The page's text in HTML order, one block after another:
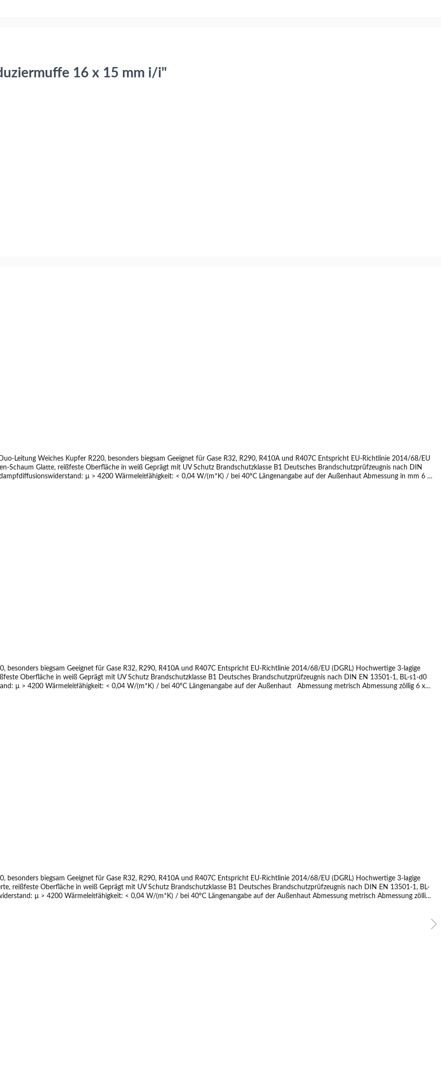
16 x 15 mm i/i"
Leitung Weiches Kupfer R220, besonders biegsam Geeignet für Gase R32, R290, R410A und R407C Entspricht EU-Richtlinie 2014/68/EU
Schaum Glatte, reißfeste Oberfläche in weiß Geprägt mit UV Schutz Brandschutzklasse B1 Deutsches Brandschutzprüfzeugnis nach DIN
µ > 4200 Wärmeleitfähigkeit: < 0,04 W/(m*K) / bei 40°C Längenangabe auf der Außenhaut Abmessung in mm 6 x
biegsam Geeignet für Gase R32, R290, R410A und R407C Entspricht EU-Richtlinie 2014/68/EU (DGRL) Hochwertige 3-lagige
Oberfläche in weiß Geprägt mit UV Schutz Brandschutzklasse B1 Deutsches Brandschutzprüfzeugnis nach DIN EN 13501-1, BL-s1-d0
< 0,04 W/(m*K) / bei 40°C Längenangabe auf der Außenhaut Abmessung metrisch Abmessung zöllig 6 x
biegsam Geeignet für Gase R32, R290, R410A und R407C Entspricht EU-Richtlinie 2014/68/EU (DGRL) Hochwertige 3-lagige
reißfeste Oberfläche in weiß Geprägt mit UV Schutz Brandschutzklasse B1 Deutsches Brandschutzprüfzeugnis nach DIN EN 13501-1, BL-
Wärmeleitfähigkeit: < 0,04 W/(m*K) / bei 40°C Längenangabe auf der Außenhaut Abmessung metrisch Abmessung zöllig